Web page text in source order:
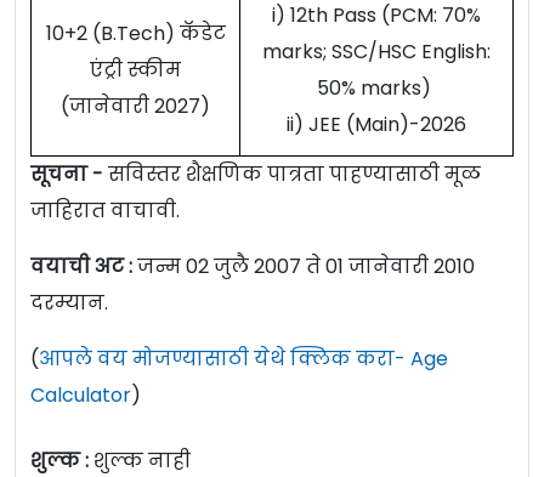
10+2 (B.Tech) कॅडेट
एंट्री स्कीम
(जानेवारी 2027)
i) 12th Pass (PCM: 70%
marks; SSC/HSC English:
50% marks)
ii) JEE (Main)-2026
सूचना - सविस्तर शैक्षणिक पात्रता पाहण्यासाठी मूळ
जाहिरात वाचावी.
वयाची अट :जन्म 02 जुलै 2007 ते 01 जानेवारी 2010
दरम्यान.
(आपले वय मोजण्यासाठी येथे क्लिक करा- Age
Calculator)
शुल्क : शुल्क नाही